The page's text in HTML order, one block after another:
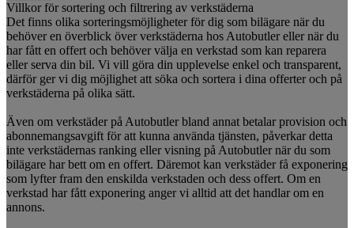
Villkor för sortering och filtrering av verkstäderna
Det finns olika sorteringsmöjligheter för dig som bilägare när du
behöver en överblick över verkstäderna hos Autobutler eller när du
har fått en offert och behöver välja en verkstad som kan reparera
eller serva din bil. Vi vill göra din upplevelse enkel och transparent,
därför ger vi dig möjlighet att söka och sortera i dina offerter och på
verkstäderna på olika sätt.
Även om verkstäder på Autobutler bland annat betalar provision och
abonnemangsavgift för att kunna använda tjänsten, påverkar detta
inte verkstädernas ranking eller visning på Autobutler när du som
bilägare har bett om en offert. Däremot kan verkstäder få exponering
som lyfter fram den enskilda verkstaden och dess offert. Om en
verkstad har fått exponering anger vi alltid att det handlar om en
annons.